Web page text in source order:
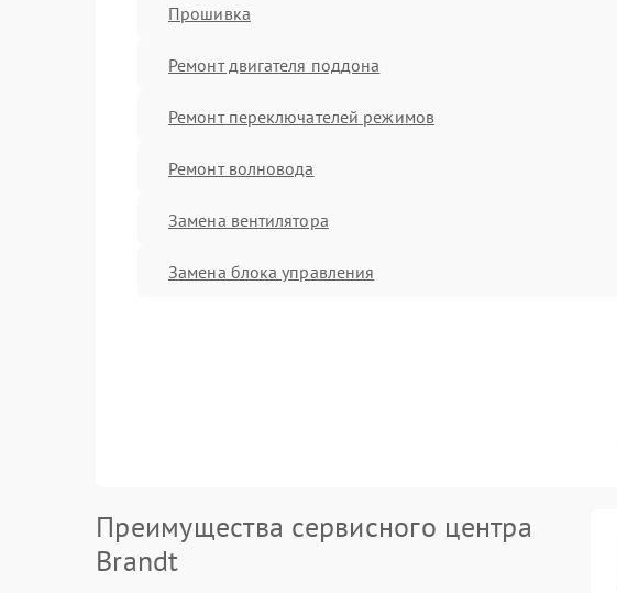
Прошивка
Ремонт двигателя поддона
Ремонт переключателей режимов
Ремонт волновода
Замена вентилятора
Замена блока управления
Преимущества сервисного центра
Brandt